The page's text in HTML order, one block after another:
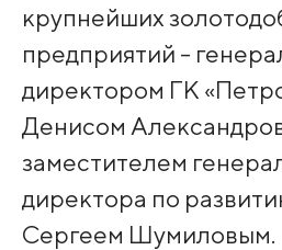
крупнейших
предприятий -
директором ГК
Денисом
заместителем
директора по
Сергеем Шумиловым.